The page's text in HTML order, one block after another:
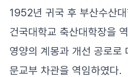
1952년 귀국 후 부산수산
건국대학교 축산대학장을
영양의 계몽과 개선 공로로
문교부 차관을 역임하였다.